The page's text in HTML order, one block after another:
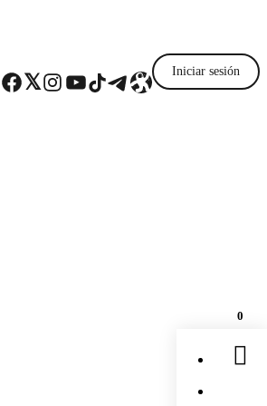
Facebook Twitter Instagram YouTube TikTok Telegram Enlace Iniciar sesión
0